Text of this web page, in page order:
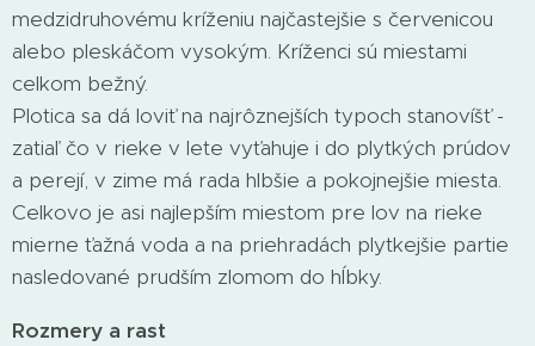
medzidruhovému kríženiu najčastejšie s červenicou
alebo pleskáčom vysokým. Kríženci sú miestami
celkom bežný.
Plotica sa dá loviť na najrôznejších typoch stanovíšť -
zatiaľ čo v rieke v lete vyťahuje i do plytkých prúdov
a perejí, v zime má rada hlbšie a pokojnejšie miesta.
Celkovo je asi najlepším miestom pre lov na rieke
mierne ťažná voda a na priehradách plytkejšie partie
nasledované prudším zlomom do hĺbky.
Rozmery a rast